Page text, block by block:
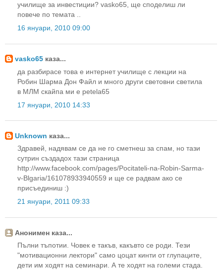
училище за инвестиции? vasko65, ще споделиш ли
повече по темата ..
16 януари, 2010 09:00
vasko65 каза...
да разбирасе това е интернет училище с лекции на
Робин Шарма Дон Файл и много други световни светила
в МЛМ скайпа ми е petela65
17 януари, 2010 14:33
Unknown каза...
Здравей, надявам се да не го сметнеш за спам, но тази
сутрин създадох тази страница
http://www.facebook.com/pages/Pocitateli-na-Robin-Sarma-
v-Blgaria/161078933940559 и ще се радвам ако се
присъединиш :)
21 януари, 2011 09:33
Анонимен каза...
Пълни тъпотии. Човек е такъв, какъвто се роди. Тези
"мотивационни лектори" само цоцат кинти от глупаците,
дети им ходят на семинари. А те ходят на големи стада.